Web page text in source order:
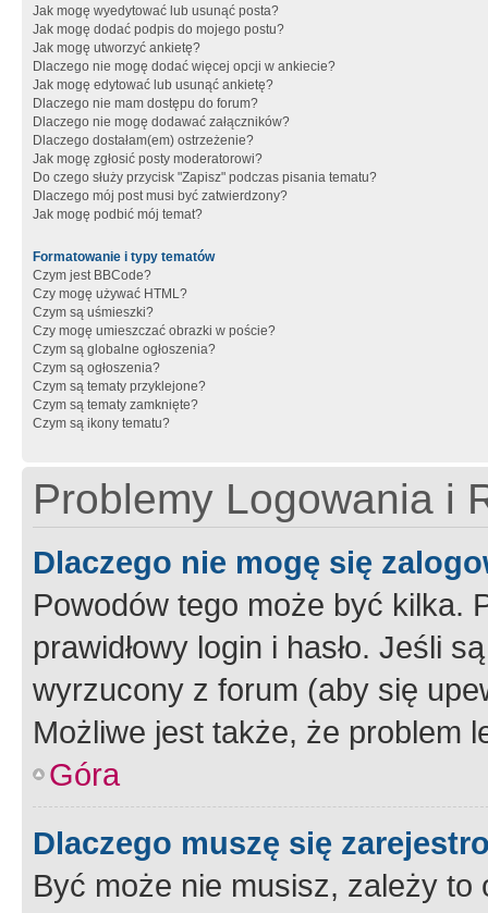
Jak mogę wyedytować lub usunąć posta?
Jak mogę dodać podpis do mojego postu?
Jak mogę utworzyć ankietę?
Dlaczego nie mogę dodać więcej opcji w ankiecie?
Jak mogę edytować lub usunąć ankietę?
Dlaczego nie mam dostępu do forum?
Dlaczego nie mogę dodawać załączników?
Dlaczego dostałam(em) ostrzeżenie?
Jak mogę zgłosić posty moderatorowi?
Do czego służy przycisk "Zapisz" podczas pisania tematu?
Dlaczego mój post musi być zatwierdzony?
Jak mogę podbić mój temat?
Formatowanie i typy tematów
Czym jest BBCode?
Czy mogę używać HTML?
Czym są uśmieszki?
Czy mogę umieszczać obrazki w poście?
Czym są globalne ogłoszenia?
Czym są ogłoszenia?
Czym są tematy przyklejone?
Czym są tematy zamknięte?
Czym są ikony tematu?
Problemy Logowania i
Dlaczego nie mogę się
Powodów tego może być kilka.
prawidłowy login i hasło. Jeśli
wyrzucony z forum (aby się
Możliwe jest także, że problem
Góra
Dlaczego muszę się
Być może nie musisz, zależy